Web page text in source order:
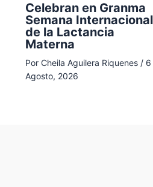
Celebran en Granma
Semana Internacional
de la Lactancia
Materna
Por Cheila Aguilera Riquenes / 6
Agosto, 2026